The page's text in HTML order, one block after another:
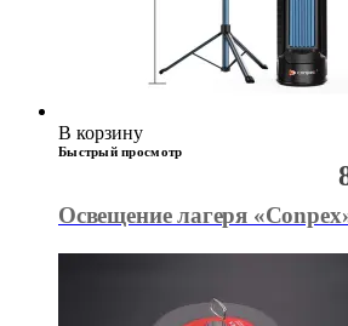
В корзину
Быстрый просмотр
Освещение лагеря